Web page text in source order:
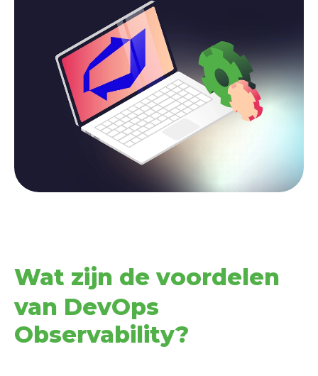
Wat zijn de voordelen
van DevOps
Observability?